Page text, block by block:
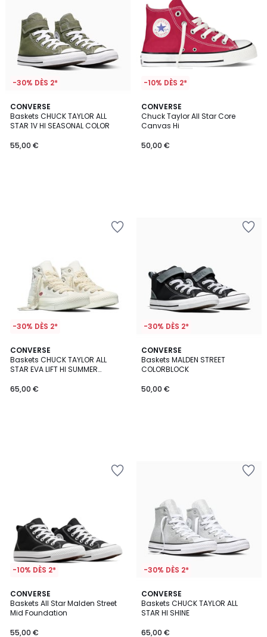
-30% DÈS 2*
CONVERSE
Baskets CHUCK TAYLOR ALL
STAR 1V HI SEASONAL COLOR
55,00 €
-10% DÈS 2*
CONVERSE
Chuck Taylor All Star Core
Canvas Hi
50,00 €
-30% DÈS 2*
CONVERSE
Baskets CHUCK TAYLOR ALL
STAR EVA LIFT HI SUMMER
65,00 €
-30% DÈS 2*
CONVERSE
Baskets MALDEN STREET
COLORBLOCK
50,00 €
-10% DÈS 2*
CONVERSE
Baskets All Star Malden Street
Mid Foundation
55,00 €
5
/
5
-30% DÈS 2*
CONVERSE
Baskets CHUCK TAYLOR ALL
STAR HI SHINE
65,00 €